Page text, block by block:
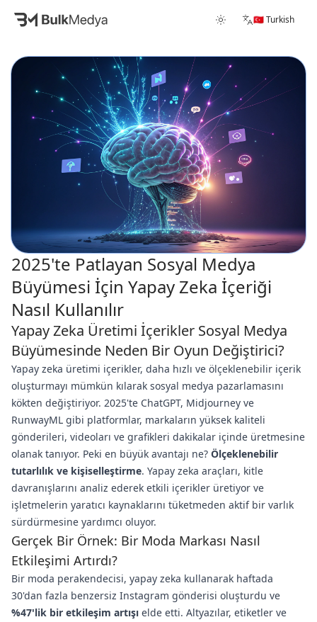
🇹🇷 Turkish
2025'te Patlayan Sosyal Medya
Büyümesi İçin Yapay Zeka İçeriği
Nasıl Kullanılır
Yapay Zeka Üretimi İçerikler Sosyal Medya
Büyümesinde Neden Bir Oyun Değiştirici?
Yapay zeka üretimi içerikler, daha hızlı ve ölçeklenebilir içerik
oluşturmayı mümkün kılarak sosyal medya pazarlamasını
kökten değiştiriyor. 2025'te ChatGPT, Midjourney ve
RunwayML gibi platformlar, markaların yüksek kaliteli
gönderileri, videoları ve grafikleri dakikalar içinde üretmesine
olanak tanıyor. Peki en büyük avantajı ne? Ölçeklenebilir
tutarlılık ve kişiselleştirme. Yapay zeka araçları, kitle
davranışlarını analiz ederek etkili içerikler üretiyor ve
işletmelerin yaratıcı kaynaklarını tüketmeden aktif bir varlık
sürdürmesine yardımcı oluyor.
Gerçek Bir Örnek: Bir Moda Markası Nasıl
Etkileşimi Artırdı?
Bir moda perakendecisi, yapay zeka kullanarak haftada
30'dan fazla benzersiz Instagram gönderisi oluşturdu ve
%47'lik bir etkileşim artışı elde etti. Altyazılar, etiketler ve